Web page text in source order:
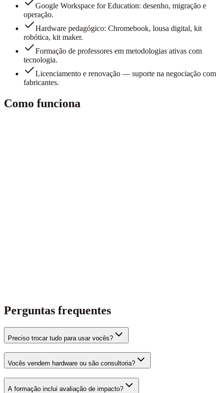
Google Workspace for Education: desenho, migração e
operação.
Hardware pedagógico: Chromebook, lousa digital, kit
robótica, kit maker.
Formação de professores em metodologias ativas com
tecnologia.
Licenciamento e renovação — suporte na negociação com
fabricantes.
Como funciona
Perguntas frequentes
Preciso trocar tudo para usar vocês?
Vocês vendem hardware ou são consultoria?
A formação inclui avaliação de impacto?